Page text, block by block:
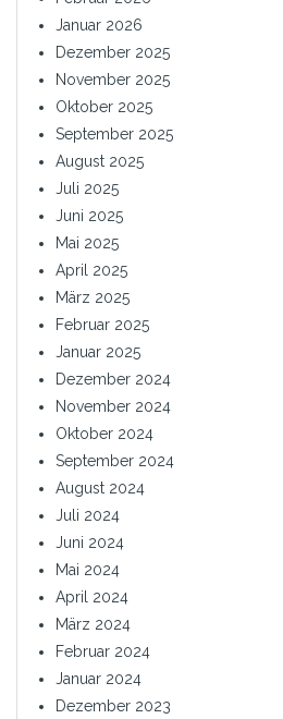
Januar 2026
Dezember 2025
November 2025
Oktober 2025
September 2025
August 2025
Juli 2025
Juni 2025
Mai 2025
April 2025
März 2025
Februar 2025
Januar 2025
Dezember 2024
November 2024
Oktober 2024
September 2024
August 2024
Juli 2024
Juni 2024
Mai 2024
April 2024
März 2024
Februar 2024
Januar 2024
Dezember 2023